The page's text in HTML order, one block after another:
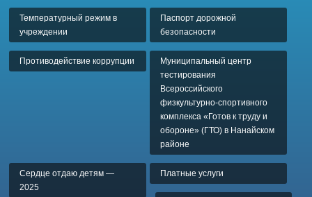
Температурный режим в
учреждении
Паспорт дорожной
безопасности
Противодействие коррупции
Муниципальный центр
тестирования
Всероссийского
физкультурно-спортивного
комплекса «Готов к труду и
обороне» (ГТО) в Нанайском
районе
Сердце отдаю детям —
2025
Платные услуги